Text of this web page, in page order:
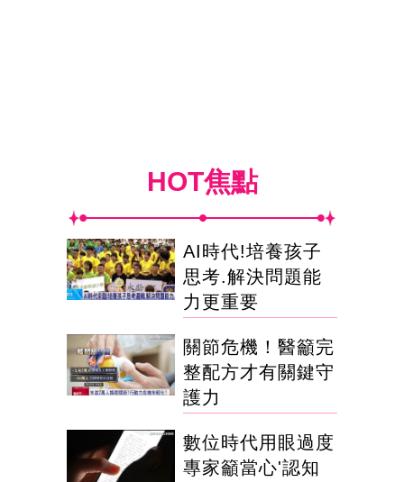
HOT焦點
AI時代!培養孩子
思考.解決問題能
力更重要
關節危機！醫籲完
整配方才有關鍵守
護力
數位時代用眼過度
專家籲當心'認知